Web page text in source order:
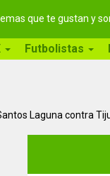
que te gustan y
Futbolistas
Laguna contra